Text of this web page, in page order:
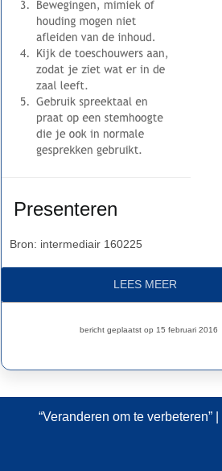
Presenteren
Bron: intermediair 160225
LEES MEER
bericht geplaatst op 15 februari 2016
“Veranderen om te verbeteren” |